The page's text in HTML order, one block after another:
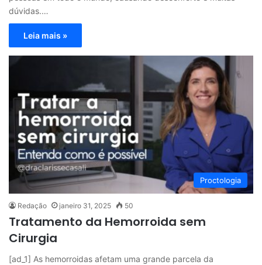
dúvidas.…
Leia mais »
Proctologia
Redação janeiro 31, 2025 50
Tratamento da Hemorroida sem
Cirurgia
[ad_1] As hemorroidas afetam uma grande parcela da